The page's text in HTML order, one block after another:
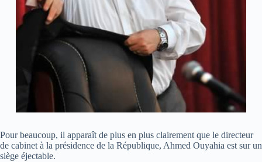
Pour beaucoup, il apparaît de plus en plus clairement que le directeur
de cabinet à la présidence de la République, Ahmed Ouyahia est sur un
siège éjectable.